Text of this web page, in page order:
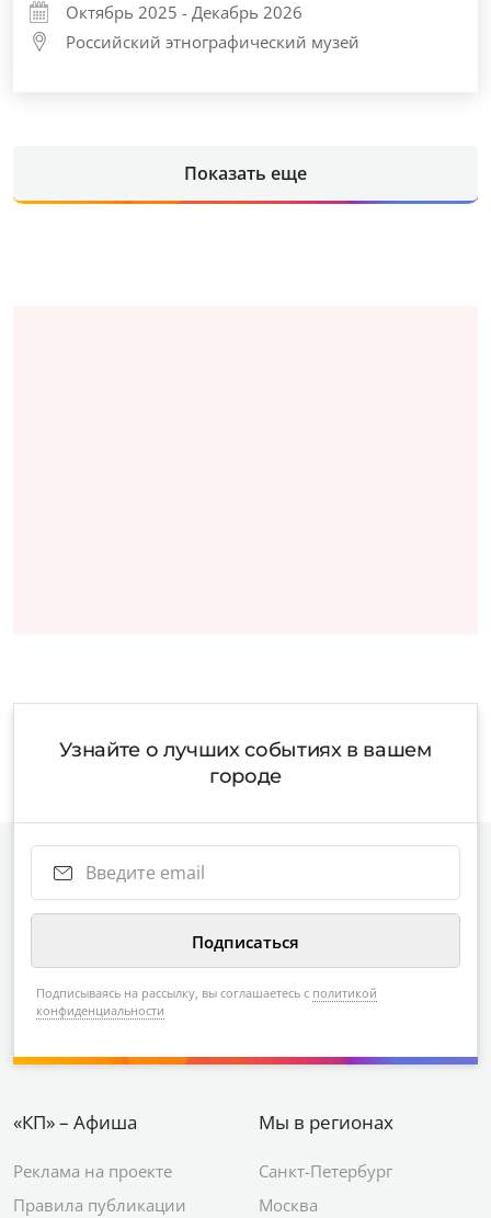
Октябрь 2025 - Декабрь 2026
Российский этнографический музей
Показать еще
Узнайте о лучших событиях в вашем
городе
Подписываясь на рассылку, вы соглашаетесь с политикой
конфиденциальности
«КП» – Афиша
Реклама на проекте
Правила публикации
Мы в регионах
Санкт-Петербург
Москва